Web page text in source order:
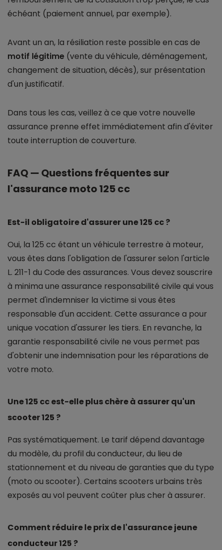
échéant (paiement annuel, par exemple).
Avant un an, la résiliation reste possible en cas de
motif légitime (vente du véhicule, déménagement,
changement de situation, décès), sur présentation
d'un justificatif.
Dans tous les cas, veillez à ce que votre nouvelle
assurance prenne effet immédiatement afin d'éviter
toute interruption de couverture.
FAQ — Questions fréquentes sur
l'assurance moto 125 cc
Est-il obligatoire d'assurer une 125 cc ?
Oui, la 125 cc étant un véhicule terrestre à moteur,
vous êtes dans l'obligation de l'assurer selon l'article
L. 211-1 du Code des assurances. Vous devez souscrire
à minima une assurance responsabilité civile qui vous
permet d'indemniser la victime si vous êtes
responsable d'un accident. Cette assurance a pour
unique vocation d'assurer les tiers. En revanche, la
garantie responsabilité civile ne vous permet pas
d'obtenir une indemnisation pour les réparations de
votre moto.
Une 125 cc est-elle plus chère à assurer qu'un
scooter 125 ?
Pas systématiquement. Le tarif dépend davantage
du modèle, du profil du conducteur, du lieu de
stationnement et du niveau de garanties que du type
(moto ou scooter). Certains scooters urbains très
exposés au vol peuvent coûter plus cher à assurer.
Comment réduire le prix de l'assurance jeune
conducteur 125 ?